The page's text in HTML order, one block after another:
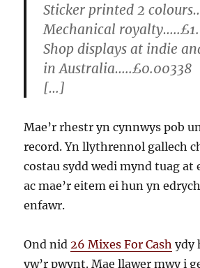
Sticker printed 2
Mechanical
Shop displays at indie
in Australia…..£0.00338
[…]
Mae’r rhestr yn cynnwys pob
record. Yn llythrennol gallech
costau sydd wedi mynd tuag at
ac mae’r eitem ei hun yn
enfawr.
Ond nid26 Mixes For Cash ydy
yw’r pwynt. Mae llawer mwy i